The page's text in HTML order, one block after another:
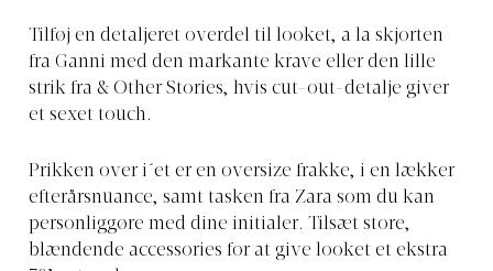
Tilføj en detaljeret overdel til looket, a la skjorten
fra Ganni med den markante krave eller den lille
strik fra & Other Stories, hvis cut-out-detalje giver
et sexet touch.
Prikken over i´et er en oversize frakke, i en lækker
efterårsnuance, samt tasken fra Zara som du kan
personliggøre med dine initialer. Tilsæt store,
blændende accessories for at give looket et ekstra